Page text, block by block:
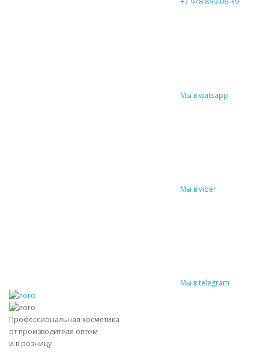
Мы в watsapp
Мы в viber
Мы в telegram
Профессиональная косметика
от производителя оптом
и в розницу